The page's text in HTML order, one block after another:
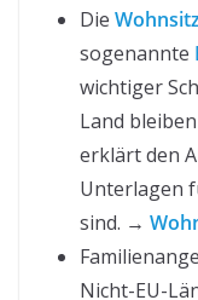
Die
sogenannte
wichtiger
Land
erklärt den
Unterlagen
sind. →
Nicht-EU-